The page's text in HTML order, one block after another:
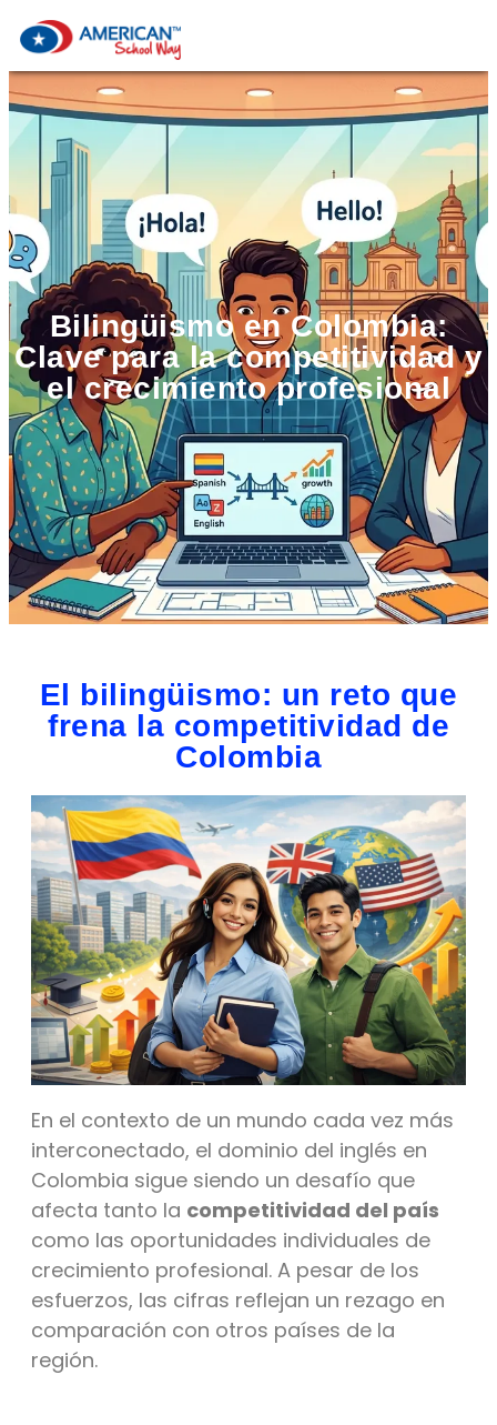
Bilingüismo en Colombia:
Clave para la competitividad y
el crecimiento profesional
El bilingüismo: un reto que
frena la competitividad de
Colombia
En el contexto de un mundo cada vez más
interconectado, el dominio del inglés en
Colombia sigue siendo un desafío que
afecta tanto la competitividad del país
como las oportunidades individuales de
crecimiento profesional. A pesar de los
esfuerzos, las cifras reflejan un rezago en
comparación con otros países de la
región.